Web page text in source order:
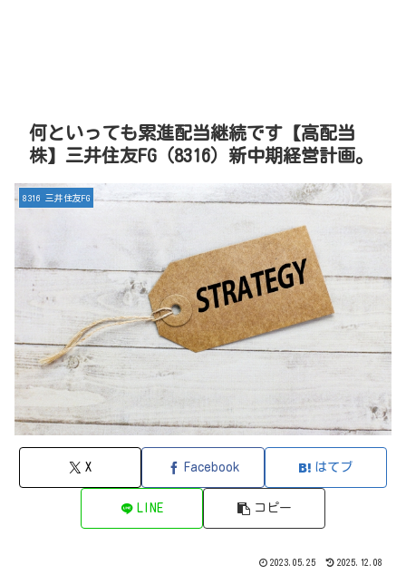
何といっても累進配当継続です【高配当
株】三井住友FG（8316）新中期経営計画。
8316 三井住友FG
X Facebook はてブ
LINE コピー
2023.05.25 2025.12.08